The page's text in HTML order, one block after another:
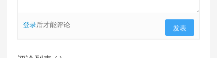
登录后才能评论 发表